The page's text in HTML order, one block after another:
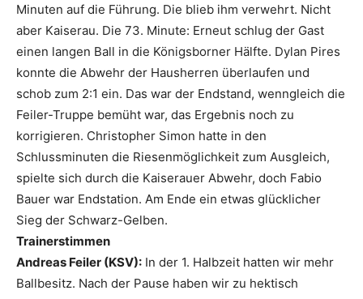
Minuten auf die Führung. Die blieb ihm verwehrt. Nicht
aber Kaiserau. Die 73. Minute: Erneut schlug der Gast
einen langen Ball in die Königsborner Hälfte. Dylan Pires
konnte die Abwehr der Hausherren überlaufen und
schob zum 2:1 ein. Das war der Endstand, wenngleich die
Feiler-Truppe bemüht war, das Ergebnis noch zu
korrigieren. Christopher Simon hatte in den
Schlussminuten die Riesenmöglichkeit zum Ausgleich,
spielte sich durch die Kaiserauer Abwehr, doch Fabio
Bauer war Endstation. Am Ende ein etwas glücklicher
Sieg der Schwarz-Gelben.
Trainerstimmen
Andreas Feiler (KSV): In der 1. Halbzeit hatten wir mehr
Ballbesitz. Nach der Pause haben wir zu hektisch